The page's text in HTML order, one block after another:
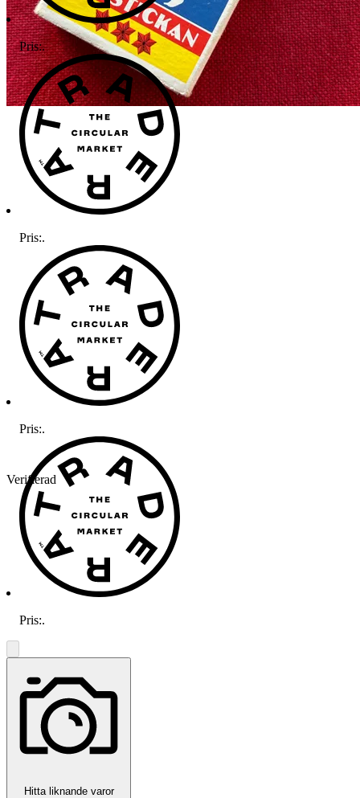
Verifierad
Pris:.
Pris:.
Pris:.
Pris:.
Hitta liknande varor